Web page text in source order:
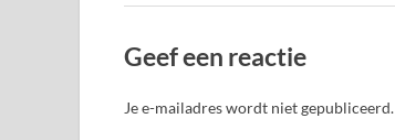
Geef een reactie
Je e-mailadres wordt niet gepubliceerd.